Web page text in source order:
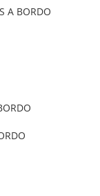
A BORDO